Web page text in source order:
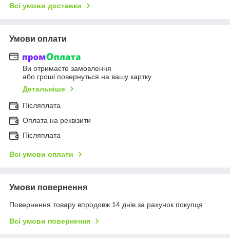
Всі умови доставки
Умови оплати
Ви отримаєте замовлення
або гроші повернуться на вашу картку
Детальніше
Післяплата
Оплата на реквізити
Післяплата
Всі умови оплати
Умови повернення
Повернення товару впродовж 14 днів за рахунок покупця
Всі умови повернення